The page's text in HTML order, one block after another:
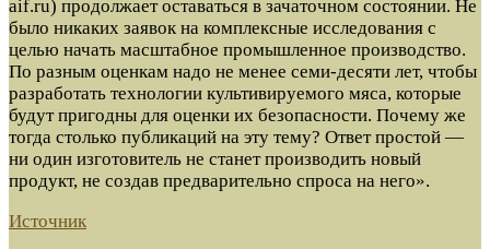
aif.ru) продолжает оставаться в зачаточном состоянии. Не
было никаких заявок на комплексные исследования с
целью начать масштабное промышленное производство.
По разным оценкам надо не менее семи-десяти лет, чтобы
разработать технологии культивируемого мяса, которые
будут пригодны для оценки их безопасности. Почему же
тогда столько публикаций на эту тему? Ответ простой —
ни один изготовитель не станет производить новый
продукт, не создав предварительно спроса на него».
Источник